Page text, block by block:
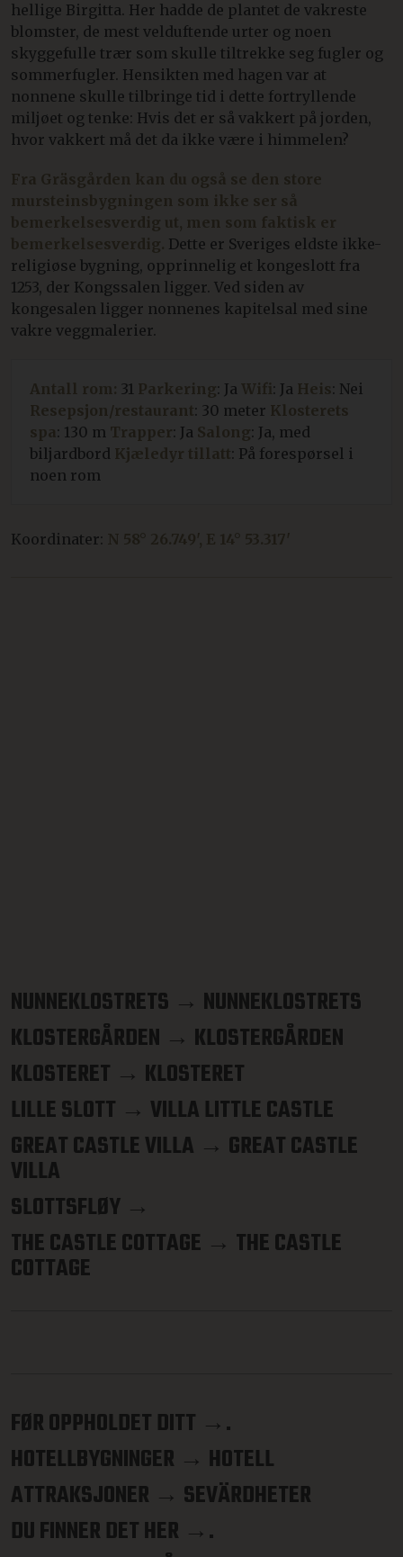
hellige Birgitta. Her hadde de plantet de vakreste
blomster, de mest velduftende urter og noen
skyggefulle trær som skulle tiltrekke seg fugler og
sommerfugler. Hensikten med hagen var at
nonnene skulle tilbringe tid i dette fortryllende
miljøet og tenke: Hvis det er så vakkert på jorden,
hvor vakkert må det da ikke være i himmelen?
Fra Gräsgården kan du også se den store
mursteinsbygningen som ikke ser så
bemerkelsesverdig ut, men som faktisk er
bemerkelsesverdig. Dette er Sveriges eldste ikke-
religiøse bygning, opprinnelig et kongeslott fra
1253, der Kongssalen ligger. Ved siden av
kongesalen ligger nonnenes kapitelsal med sine
vakre veggmalerier.
Antall rom: 31 Parkering: Ja Wifi: Ja Heis: Nei
Resepsjon/restaurant: 30 meter Klosterets
spa: 130 m Trapper: Ja Salong: Ja, med
biljardbord Kjæledyr tillatt: På forespørsel i
noen rom
Koordinater: N 58° 26.749', E 14° 53.317'
NUNNEKLOSTRETS → NUNNEKLOSTRETS
KLOSTERGÅRDEN → KLOSTERGÅRDEN
KLOSTERET → KLOSTERET
LILLE SLOTT → VILLA LITTLE CASTLE
GREAT CASTLE VILLA → GREAT CASTLE
VILLA
SLOTTSFLØY →
THE CASTLE COTTAGE → THE CASTLE
COTTAGE
FØR OPPHOLDET DITT →.
HOTELLBYGNINGER → HOTELL
ATTRAKSJONER → SEVÄRDHETER
DU FINNER DET HER →.